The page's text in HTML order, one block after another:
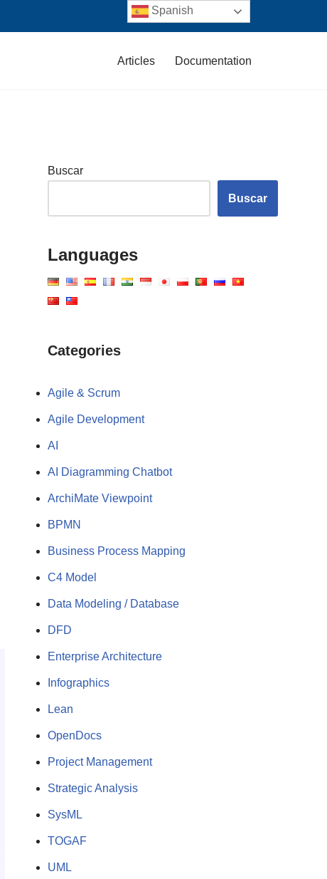
Articles Documentation
Buscar
Buscar
Languages
Categories
Agile & Scrum
Agile Development
AI
AI Diagramming Chatbot
ArchiMate Viewpoint
BPMN
Business Process Mapping
C4 Model
Data Modeling / Database
DFD
Enterprise Architecture
Infographics
Lean
OpenDocs
Project Management
Strategic Analysis
SysML
TOGAF
UML
Spanish